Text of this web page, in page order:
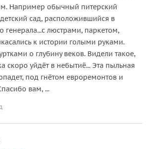
Например обычный питерский
сад, расположившийся в
генерала...с люстрами, паркетом,
к истории голыми руками.
о глубину веков. Видели такое,
скоро уйдёт в небытиё... Эта пыльная
под гнётом евроремонтов и
вам, ...